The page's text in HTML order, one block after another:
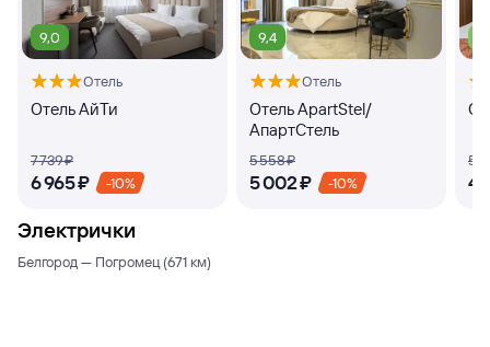
9,0
Отель
Отель АйТи
7 ⁠739 ⁠₽
6 ⁠965 ⁠₽ -10%
9,4
Отель
Отель ApartStel/
АпартСтель
5 ⁠558 ⁠₽
5 ⁠002 ⁠₽ -10%
5
4
Электрички
Белгород — Погромец (671 км)